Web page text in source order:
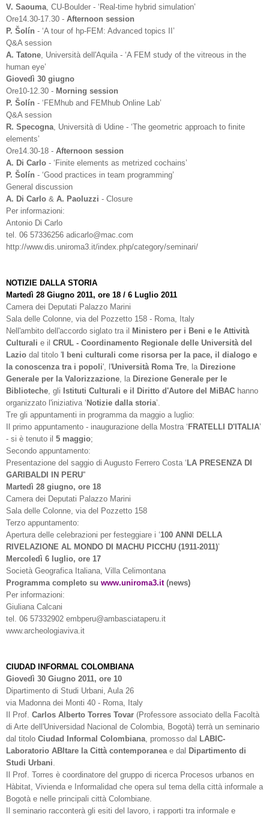
V. Saouma , CU-Boulder - ‘Real-time hybrid simulation’
Ore14.30-17.30 - Afternoon session
P. Šolín - ‘A tour of hp-FEM: Advanced topics II’
Q&A session
A. Tatone , Università dell'Aquila - ‘A FEM study of the vitreous in the
human eye’
Giovedì 30 giugno
Ore10-12.30 - Morning session
P. Šolín - ‘FEMhub and FEMhub Online Lab’
Q&A session
R. Specogna , Università di Udine - ‘The geometric approach to finite
elements’
Ore14.30-18 - Afternoon session
A. Di Carlo - ‘Finite elements as metrized cochains’
P. Šolín - ‘Good practices in team programming’
General discussion
A. Di Carlo & A. Paoluzzi - Closure
Per informazioni:
Antonio Di Carlo
tel. 06 57336256 adicarlo@mac.com
http://www.dis.uniroma3.it/index.php/category/seminari/
NOTIZIE DALLA STORIA
Martedì 28 Giugno 2011, ore 18 / 6 Luglio 2011
Camera dei Deputati Palazzo Marini
Sala delle Colonne, via del Pozzetto 158 - Roma, Italy
Nell'ambito dell'accordo siglato tra il
Ministero per i Beni e le Attività
Culturali e il CRUL - Coordinamento Regionale delle Università del
Lazio dal titolo ' I beni culturali come risorsa per la pace, il dialogo e
la conoscenza tra i popoli', l'Università Roma Tre , la Direzione
Generale per la Valorizzazione , la Direzione Generale per le
Biblioteche , gli Istituti Culturali e il Diritto d'Autore del MiBAC hanno
organizzato l'iniziativa ‘ Notizie dalla storia’.
Tre gli appuntamenti in programma da maggio a luglio:
Il primo appuntamento - inaugurazione della Mostra ‘ FRATELLI D'ITALIA’
- si è tenuto il 5 maggio;
Secondo appuntamento:
Presentazione del saggio di Augusto Ferrero Costa ‘ LA PRESENZA DI
GARIBALDI IN PERU''
Martedì 28 giugno, ore 18
Camera dei Deputati Palazzo Marini
Sala delle Colonne, via del Pozzetto 158
Terzo appuntamento:
Apertura delle celebrazioni per festeggiare i ‘100 ANNI DELLA
RIVELAZIONE AL MONDO DI MACHU PICCHU (1911-2011)’
Mercoledì 6 luglio, ore 17
Società Geografica Italiana, Villa Celimontana
Programma completo su www.uniroma3.it(news)
Per informazioni:
Giuliana Calcani
tel. 06 57332902 embperu@ambasciataperu.it
www.archeologiaviva.it
CIUDAD INFORMAL COLOMBIANA
Giovedì 30 Giugno 2011, ore 10
Dipartimento di Studi Urbani, Aula 26
via Madonna dei Monti 40 - Roma, Italy
Il Prof. Carlos Alberto Torres Tovar (Professore associato della Facoltà
di Arte dell'Universidad Nacional de Colombia, Bogotà) terrà un seminario
dal titolo Ciudad Informal Colombiana , promosso dal
LABIC-
Laboratorio ABItare la Città contemporanea e dal Dipartimento di
Studi Urbani
Il Prof. Torres è coordinatore del gruppo di ricerca Procesos urbanos en
Hàbitat, Vivienda e Informalidad che opera sul tema della città informale a
Bogotà e nelle principali città Colombiane.
Il seminario racconterà gli esiti del lavoro, i rapporti tra informale e